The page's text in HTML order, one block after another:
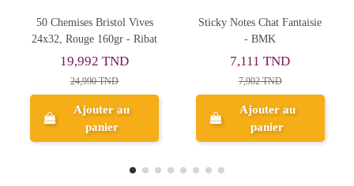
Sticky Notes Chat Fantaisie
- BMK
7,111 TND
7,902 TND
Ajouter au
panier
NoteBook Justica En Simili
Cuir, Rouge - Sildar
28,322 TND
Ajouter au
panier